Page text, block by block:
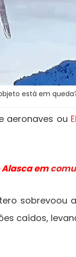
está em
aeronaves ou
em
sobrevoou
caídos,